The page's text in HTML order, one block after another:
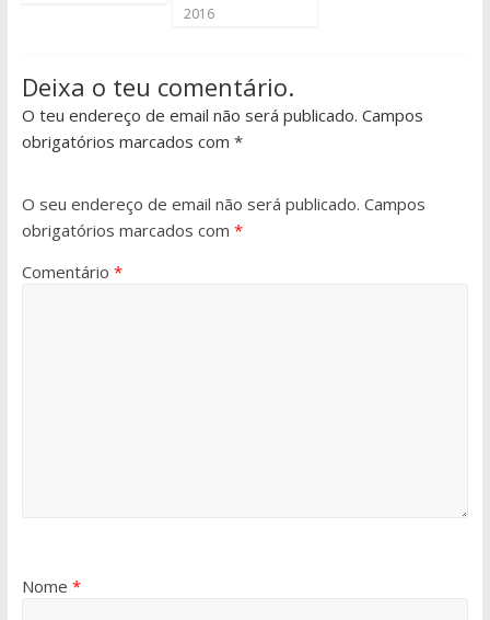
2016
Deixa o teu comentário.
O teu endereço de email não será publicado. Campos
obrigatórios marcados com *
O seu endereço de email não será publicado. Campos
obrigatórios marcados com *
Comentário *
Nome *